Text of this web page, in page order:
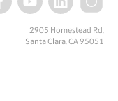
2905 Homestead Rd,
Santa Clara, CA 95051